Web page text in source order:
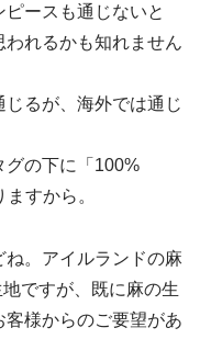
ースも通じないと
れるかも知れません
るが、海外では通じ
グの下に「100%
すから。
。アイルランドの麻
ですが、既に麻の生
様からのご要望があ